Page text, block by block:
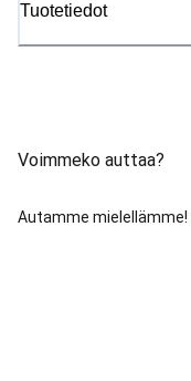
Tuotetiedot
Voimmeko auttaa?
Autamme mielellämme!